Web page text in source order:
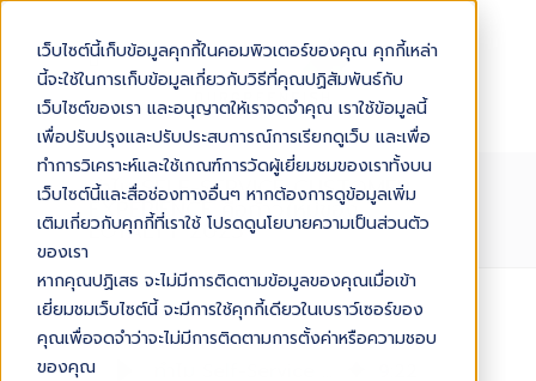
เว็บไซต์นี้เก็บข้อมูลคุกกี้ในคอมพิวเตอร์ของคุณ คุกกี้เหล่า
นี้จะใช้ในการเก็บข้อมูลเกี่ยวกับวิธีที่คุณปฏิสัมพันธ์กับ
เว็บไซต์ของเรา และอนุญาตให้เราจดจำคุณ เราใช้ข้อมูลนี้
เพื่อปรับปรุงและปรับประสบการณ์การเรียกดูเว็บ และเพื่อ
ทำการวิเคราะห์และใช้เกณฑ์การวัดผู้เยี่ยมชมของเราทั้งบน
เว็บไซต์นี้และสื่อช่องทางอื่นๆ หากต้องการดูข้อมูลเพิ่ม
เติมเกี่ยวกับคุกกี้ที่เราใช้ โปรดดูนโยบายความเป็นส่วนตัว
ของเรา
หากคุณปฏิเสธ จะไม่มีการติดตามข้อมูลของคุณเมื่อเข้า
เยี่ยมชมเว็บไซต์นี้ จะมีการใช้คุกกี้เดียวในเบราว์เซอร์ของ
คุณเพื่อจดจำว่าจะไม่มีการติดตามการตั้งค่าหรือความชอบ
ของคุณ
ทำไม SELF-SERVICE CUSTOMER
EXPERIENCE คือก้าวใหม่ของ
LOYALTY 2025
Audio Version